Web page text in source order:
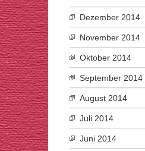
Dezember 2014
November 2014
Oktober 2014
September 2014
August 2014
Juli 2014
Juni 2014